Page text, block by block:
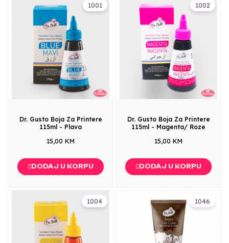
1001
Dr. Gusto Boja Za Printere
115ml - Plava
15,00 KM
DODAJ U KORPU
1002
Dr. Gusto Boja Za Printere
115ml - Magenta/ Roze
15,00 KM
DODAJ U KORPU
1004 1046